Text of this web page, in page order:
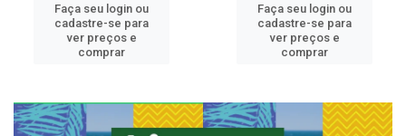
Faça seu login ou
cadastre-se para
ver preços e
comprar
Faça seu login ou
cadastre-se para
ver preços e
comprar